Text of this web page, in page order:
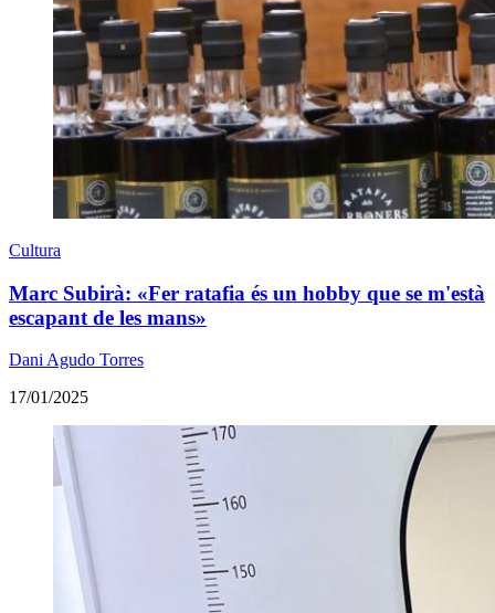
Cultura
Marc Subirà: «Fer ratafia és un hobby que se m'està
escapant de les mans»
Dani Agudo Torres
17/01/2025